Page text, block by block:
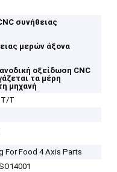
συνήθειας
μερών άξονα
οξείδωση CNC
τα μέρη
μηχανή
T/T
For Food 4 Axis Parts